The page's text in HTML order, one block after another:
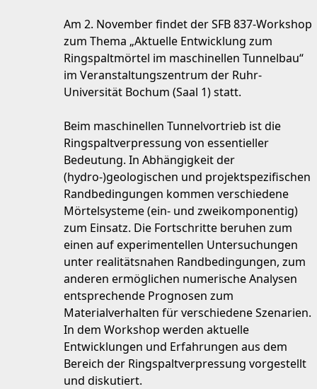
Am 2. November findet der SFB 837-Workshop
zum Thema „Aktuelle Entwicklung zum
Ringspaltmörtel im maschinellen Tunnelbau“
im Veranstaltungszentrum der Ruhr-
Universität Bochum (Saal 1) statt.
Beim maschinellen Tunnelvortrieb ist die
Ringspaltverpressung von essentieller
Bedeutung. In Abhängigkeit der
(hydro-)geologischen und projektspezifischen
Randbedingungen kommen verschiedene
Mörtelsysteme (ein- und zweikomponentig)
zum Einsatz. Die Fortschritte beruhen zum
einen auf experimentellen Untersuchungen
unter realitätsnahen Randbedingungen, zum
anderen ermöglichen numerische Analysen
entsprechende Prognosen zum
Materialverhalten für verschiedene Szenarien.
In dem Workshop werden aktuelle
Entwicklungen und Erfahrungen aus dem
Bereich der Ringspaltverpressung vorgestellt
und diskutiert.